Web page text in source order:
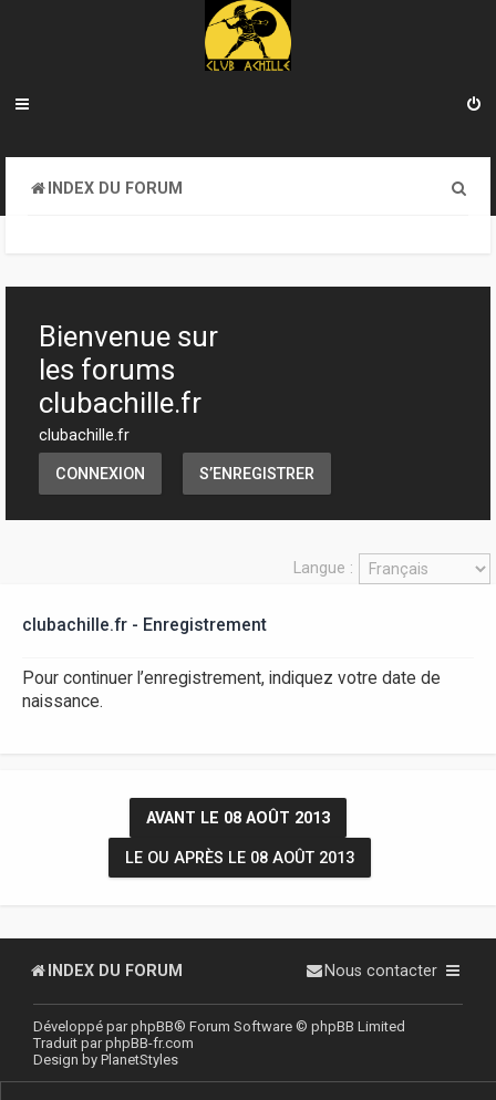
INDEX DU FORUM
h
Bienvenue sur
les forums
clubachille.fr
clubachille.fr
CONNEXION S’ENREGISTRER
Langue :
clubachille.fr - Enregistrement
Pour continuer l’enregistrement, indiquez votre date de
naissance.
AVANT LE 08 AOÛT 2013
LE OU APRÈS LE 08 AOÛT 2013
INDEX DU FORUM Nous contacter
Développé parphpBB® Forum Software © phpBB Limited
Traduit parphpBB-fr.com
Design by PlanetStyles